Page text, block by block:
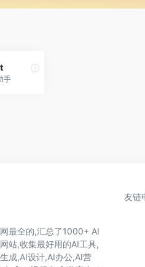
手
最全的,汇总了1000+ AI
站,收集最好用的AI工具,
成,AI设计,AI办公,AI营
友链